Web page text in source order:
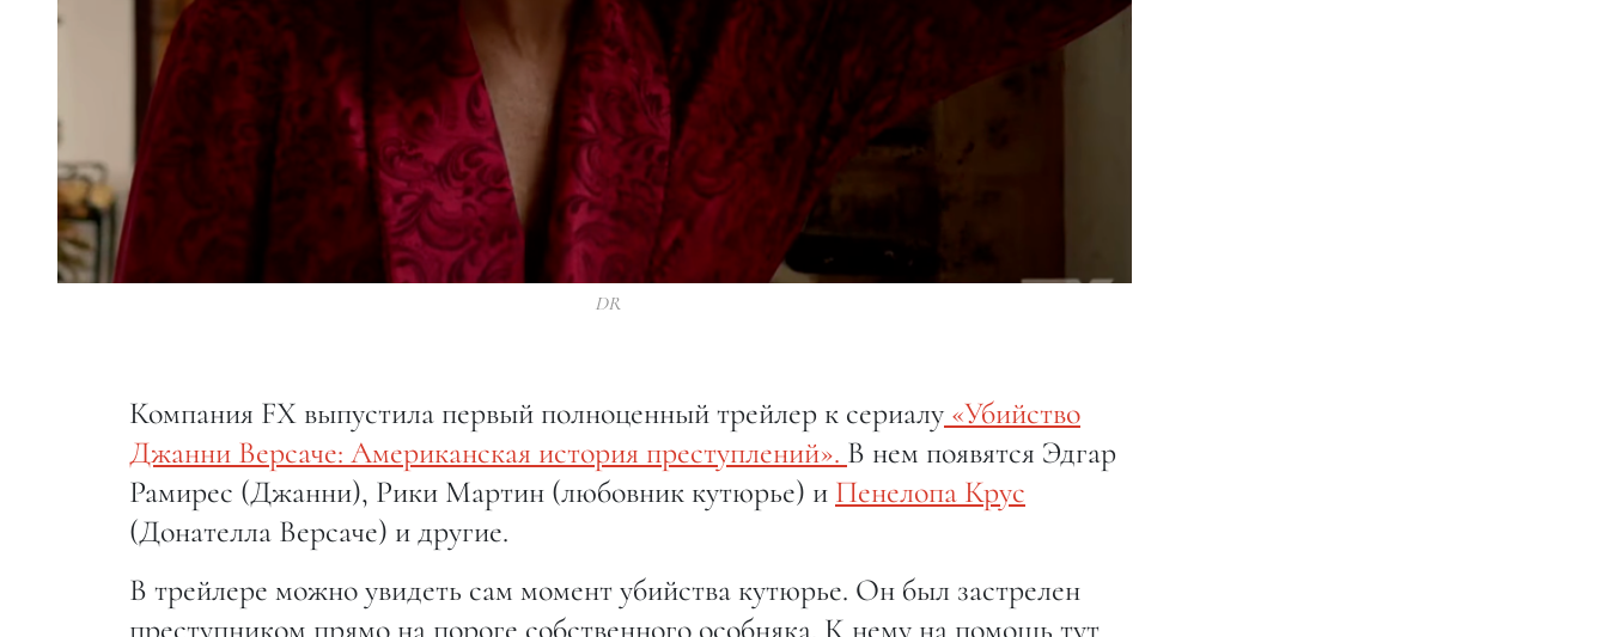
DR
Компания FX выпустила первый полноценный трейлер к сериалу «Убийство
Джанни Версаче: Американская история преступлений». В нем появятся Эдгар
Рамирес (Джанни), Рики Мартин (любовник кутюрье) и Пенелопа Крус
(Донателла Версаче) и другие.
В трейлере можно увидеть сам момент убийства кутюрье. Он был застрелен
преступником прямо на пороге собственного особняка. К нему на помощь тут